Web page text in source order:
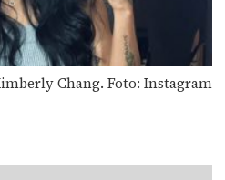
Chang. Foto: Instagram